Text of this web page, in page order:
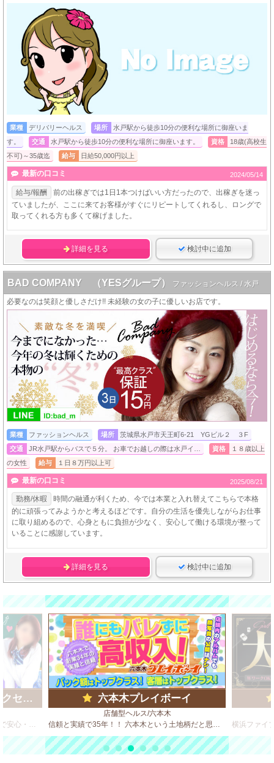
業種 デリバリーヘルス 場所
水戸駅から徒歩10分の便利な場所に御座いま
す。
交通 水戸駅から徒歩10分の便利な場所に御座います。 資格
18歳(高校生
不可)～35歳迄
給与 日給50,000円以上
最新の口コミ 2024/05/14
給与/報酬
前の出稼ぎでは1日1本つけばいい方だったので、出稼ぎを迷っ
ていましたが、ここに来てお客様がすぐにリピートしてくれるし、ロングで
取ってくれる方も多くて稼げました。
詳細を見る 検討中に追加
BAD COMPANY （YESグループ） ファッションヘルス / 水戸
必要なのは笑顔と優しさだけ!! 未経験の女の子に優しいお店です。
業種 ファッションヘルス 場所
茨城県水戸市天王町6-21 YGビル２ ３F
交通
JR水戸駅からバスで５分。 お車でお越しの際は水戸イ… 資格
１８歳以上
の女性
給与 １日８万円以上可
最新の口コミ 2025/08/21
勤務/休暇
時間の融通が利くため、今では本業と入れ替えてこちらで本格
的に頑張ってみようかと考えるほどです。自分の生活を優先しながらお仕事
に取り組めるので、心身ともに負担が少なく、安心して働ける環境が整って
いることに感謝しています。
詳細を見る 検討中に追加
ープ)
ビデオBOX風 店舗型のソフトサービス店で安心・安全・高収入♪
六本木プレイボーイ
店舗型ヘルス/六本木
信頼と実績で35年！！ 六本木という土地柄だと思いますが、客質が良いのが自慢のひとつです。 決してハードサービスは求めません！